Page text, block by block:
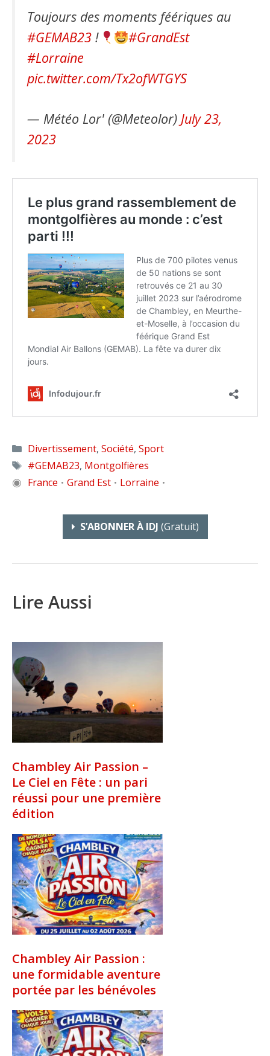
Toujours des moments féériques au
#GEMAB23 !
#GrandEst
#Lorraine
pic.twitter.com/Tx2ofWTGYS
— Météo Lor' (@Meteolor) July 23,
2023
Catégories
Divertissement, Société, Sport
Étiquettes
#GEMAB23, Montgolfières
◉ France • Grand Est • Lorraine •
S’ABONNER À IDJ (gratuit)
Lire Aussi
Chambley Air Passion –
Le Ciel en Fête : un pari
réussi pour une première
édition
Chambley Air Passion :
une formidable aventure
portée par les bénévoles